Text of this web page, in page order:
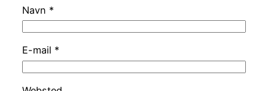
Navn *
E-mail *